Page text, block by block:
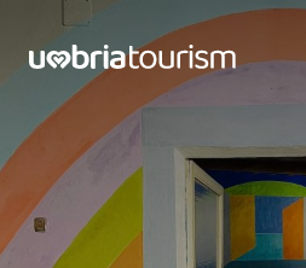
Zum Hauptinhalt springen